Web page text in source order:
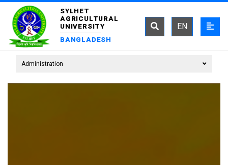
SYLHET
AGRICULTURAL
UNIVERSITY
BANGLADESH
EN
Administration